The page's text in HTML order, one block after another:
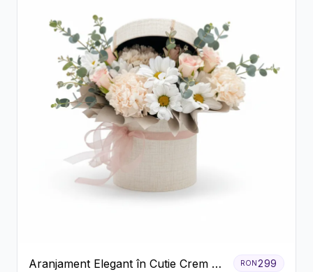
Aranjament Elegant în Cutie Crem cu
RON 299